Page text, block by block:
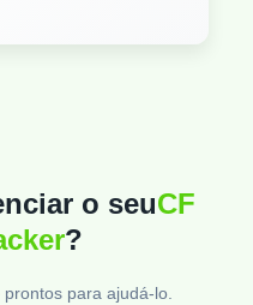
o seuCF
?
para ajudá-lo.